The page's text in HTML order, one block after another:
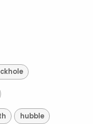
hubble